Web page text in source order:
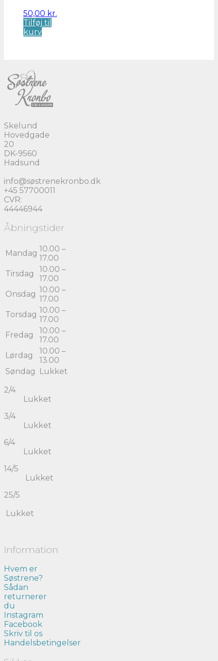
50,00 kr.
Tilføj til
kurv
Skelund
Hovedgade
20
DK-9560
Hadsund
info@søstrenekronbo.dk
+45 57700011
CVR:
44446944
Åbningstider
Mandag 10.00 –
17.00
Tirsdag
10.00 –
17.00
Onsdag 10.00 –
17.00
Torsdag 10.00 –
17.00
Fredag
10.00 –
17.00
Lørdag
10.00 –
13.00
Søndag
Lukket
2/4
Lukket
3/4
Lukket
6/4
Lukket
14/5
Lukket
25/5
Lukket
Information
Hvem er
Søstrene?
Sådan
returnerer
du
Instagram
Facebook
Skriv til os
Handelsbetingelser